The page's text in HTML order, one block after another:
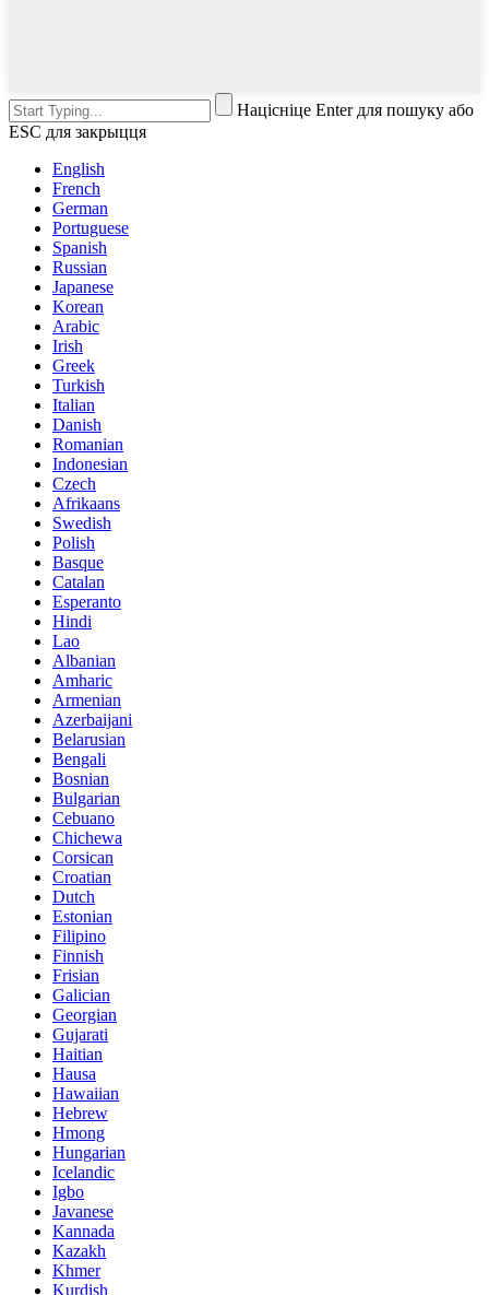
Націсніце Enter для пошуку або
ESC для закрыцця
English
French
German
Portuguese
Spanish
Russian
Japanese
Korean
Arabic
Irish
Greek
Turkish
Italian
Danish
Romanian
Indonesian
Czech
Afrikaans
Swedish
Polish
Basque
Catalan
Esperanto
Hindi
Lao
Albanian
Amharic
Armenian
Azerbaijani
Belarusian
Bengali
Bosnian
Bulgarian
Cebuano
Chichewa
Corsican
Croatian
Dutch
Estonian
Filipino
Finnish
Frisian
Galician
Georgian
Gujarati
Haitian
Hausa
Hawaiian
Hebrew
Hmong
Hungarian
Icelandic
Igbo
Javanese
Kannada
Kazakh
Khmer
Kurdish